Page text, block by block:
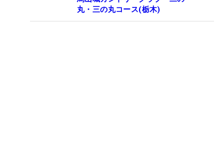
丸・三の丸コース(栃木)